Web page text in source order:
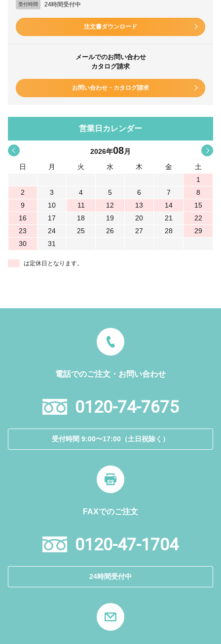
受付時間 24時間受付中
注文書ダウンロード
メールでのお問い合わせ
カタログ請求
お問い合わせ・カタログ請求
営業日カレンダー
< >
2026年08月
日
月 火 水 木 金
土
1
2
3 4 5 6 7
8
9
10 11 12 13 14
15
16
17 18 19 20 21
22
23
24 25 26 27 28
29
30
31
は定休日となります。
電話でのご注文・お問い合わせ
0120-74-7675
受付時間 9:00〜17:00（土日祝除く）
FAXでのご注文
0120-47-1704
24時間受付中